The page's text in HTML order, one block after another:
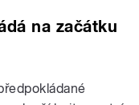
na začátku